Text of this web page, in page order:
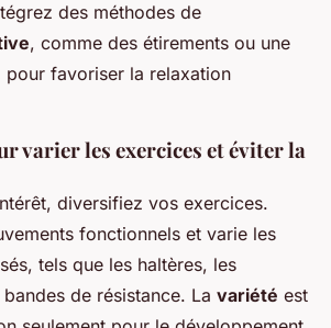
des méthodes de
, comme des étirements ou une
pour favoriser la relaxation
varier les exercices et éviter la
diversifiez vos exercices.
fonctionnels et varie les
tels que les haltères, les
de résistance. La variété est